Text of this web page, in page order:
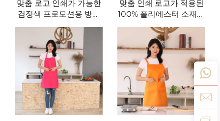
맞춤 로고 인쇄가 가능한
검정색 프로모션용 방수
폴리에스터 주방 요리 셰
프 앞치마(포켓 2개 포함)
맞춤 인쇄 로고가 적용된
100% 폴리에스터 소재의
유니폼 주방 요리 셰프 앞
치마(네일 테크, 살롱, 이
발사, 웨이트리스 업무용)